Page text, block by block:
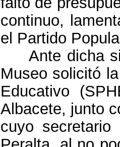
continuo,
el Partido
Ante dicha
Museo solicitó la
Educativo
Albacete, junto
cuyo